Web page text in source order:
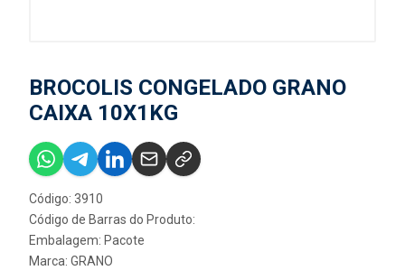
BROCOLIS CONGELADO GRANO
CAIXA 10X1KG
Código: 3910
Código de Barras do Produto:
Embalagem: Pacote
Marca: GRANO